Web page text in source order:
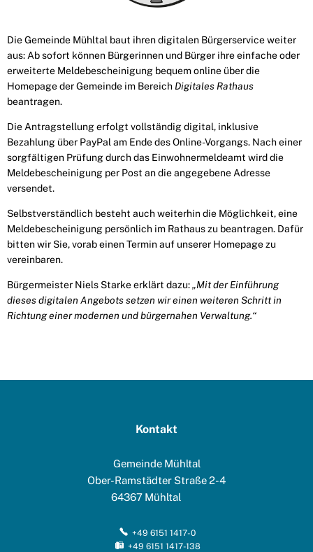
Die Gemeinde Mühltal baut ihren digitalen Bürgerservice weiter
aus: Ab sofort können Bürgerinnen und Bürger ihre einfache oder
erweiterte Meldebescheinigung bequem online über die
Homepage der Gemeinde im Bereich Digitales Rathaus
beantragen.
Die Antragstellung erfolgt vollständig digital, inklusive
Bezahlung über PayPal am Ende des Online-Vorgangs. Nach einer
sorgfältigen Prüfung durch das Einwohnermeldeamt wird die
Meldebescheinigung per Post an die angegebene Adresse
versendet.
Selbstverständlich besteht auch weiterhin die Möglichkeit, eine
Meldebescheinigung persönlich im Rathaus zu beantragen. Dafür
bitten wir Sie, vorab einen Termin auf unserer Homepage zu
vereinbaren.
Bürgermeister Niels Starke erklärt dazu:„Mit der Einführung
dieses digitalen Angebots setzen wir einen weiteren Schritt in
Richtung einer modernen und bürgernahen Verwaltung.“
Kontakt
Gemeinde Mühltal
Ober-Ramstädter Straße 2-4
64367 Mühltal
+49 6151 1417-0
+49 6151 1417-138